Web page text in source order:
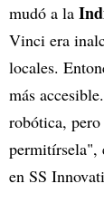
mudó a la
Vinci era
locales.
más
robótica,
permitírsela",
en SS